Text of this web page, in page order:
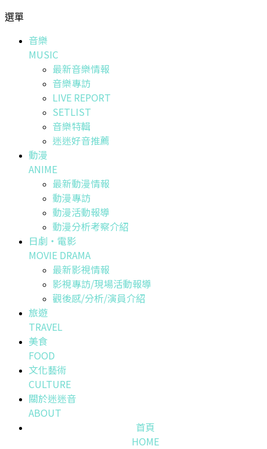
選單
音樂
MUSIC
最新音樂情報
音樂專訪
LIVE REPORT
SETLIST
音樂特輯
迷迷好音推薦
動漫
ANIME
最新動漫情報
動漫專訪
動漫活動報導
動漫分析考察介紹
日劇・電影
MOVIE DRAMA
最新影視情報
影視專訪/現場活動報導
觀後感/分析/演員介紹
旅遊
TRAVEL
美食
FOOD
文化藝術
CULTURE
關於迷迷音
ABOUT
首頁
HOME